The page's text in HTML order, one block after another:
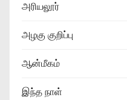
அரியலூர்
அழகு குறிப்பு
ஆன்மீகம்
இந்த நாள்